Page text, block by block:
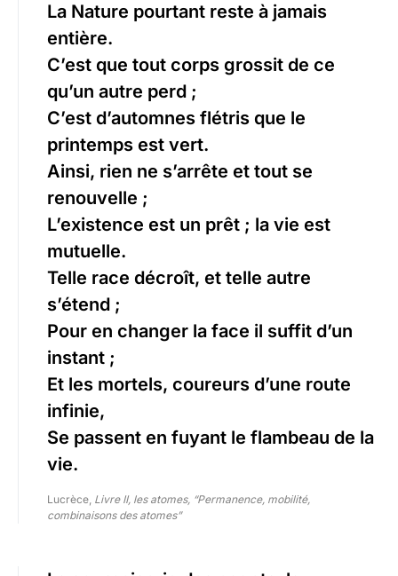
La Nature pourtant reste à jamais
entière.
C’est que tout corps grossit de ce
qu’un autre perd ;
C’est d’automnes flétris que le
printemps est vert.
Ainsi, rien ne s’arrête et tout se
renouvelle ;
L’existence est un prêt ; la vie est
mutuelle.
Telle race décroît, et telle autre
s’étend ;
Pour en changer la face il suffit d’un
instant ;
Et les mortels, coureurs d’une route
infinie,
Se passent en fuyant le flambeau de la
vie.
Lucrèce, Livre II, les atomes, “Permanence, mobilité,
combinaisons des atomes”